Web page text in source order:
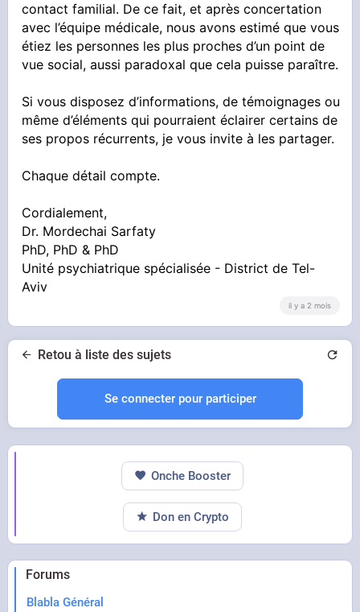
contact familial. De ce fait, et après concertation
avec l’équipe médicale, nous avons estimé que vous
étiez les personnes les plus proches d’un point de
vue social, aussi paradoxal que cela puisse paraître.
Si vous disposez d’informations, de témoignages ou
même d’éléments qui pourraient éclairer certains de
ses propos récurrents, je vous invite à les partager.
Chaque détail compte.
Cordialement,
Dr. Mordechai Sarfaty
PhD, PhD & PhD
Unité psychiatrique spécialisée - District de Tel-
Aviv
il y a 2 mois
Retou à liste des sujets
Se connecter pour participer
Forums
Blabla Général
Onche Booster
Don en Crypto